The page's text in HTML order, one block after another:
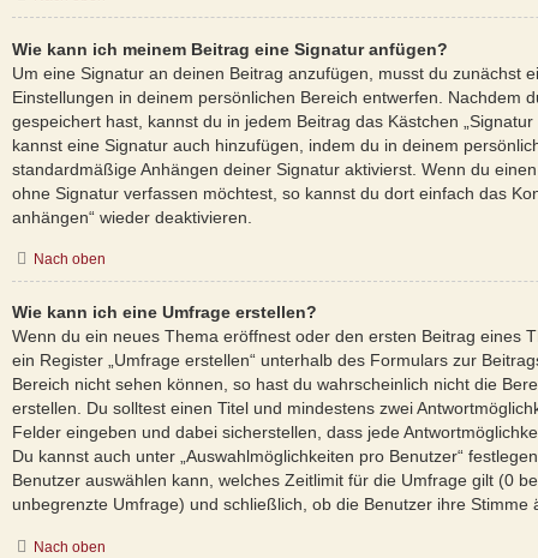
Wie kann ich meinem Beitrag eine Signatur anfügen?
Um eine Signatur an deinen Beitrag anzufügen, musst du zunächst
Einstellungen in deinem persönlichen Bereich entwerfen. Nachdem
gespeichert hast, kannst du in jedem Beitrag das Kästchen
kannst eine Signatur auch hinzufügen, indem du in deinem
standardmäßige Anhängen deiner Signatur aktivierst. Wenn du
ohne Signatur verfassen möchtest, so kannst du dort einfach das
anhängen“ wieder deaktivieren.
Nach oben
Wie kann ich eine Umfrage erstellen?
Wenn du ein neues Thema eröffnest oder den ersten Beitrag eines
ein Register „Umfrage erstellen“ unterhalb des Formulars zur
Bereich nicht sehen können, so hast du wahrscheinlich nicht die
erstellen. Du solltest einen Titel und mindestens zwei
Felder eingeben und dabei sicherstellen, dass jede
Du kannst auch unter „Auswahlmöglichkeiten pro Benutzer“
Benutzer auswählen kann, welches Zeitlimit für die Umfrage gilt (0
unbegrenzte Umfrage) und schließlich, ob die Benutzer ihre Stimme
Nach oben